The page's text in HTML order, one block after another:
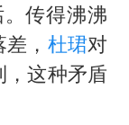
传得沸沸
， 杜珺对
，这种矛盾